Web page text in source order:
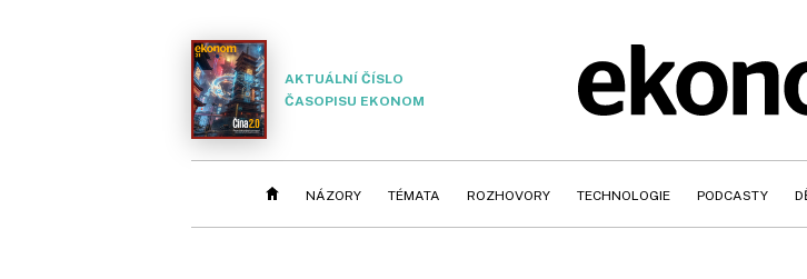
AKTUÁLNÍ ČÍSLO
ČASOPISU EKONOM
NÁZORY TÉMATA ROZHOVORY TECHNOLOGIE PODCASTY